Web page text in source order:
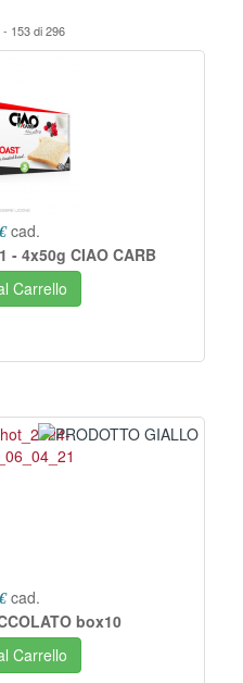
153 di 296
cad.
- 4x50g CIAO CARB
Carrello
cad.
box10
Carrello